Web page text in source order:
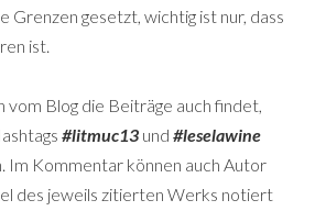
Grenzen gesetzt, wichtig ist nur, dass
ist.
vom Blog die Beiträge auch findet,
#litmuc13 und #leselawine
Im Kommentar können auch Autor
des jeweils zitierten Werks notiert